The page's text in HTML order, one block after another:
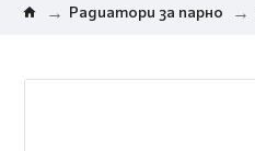
Радиатори за парно